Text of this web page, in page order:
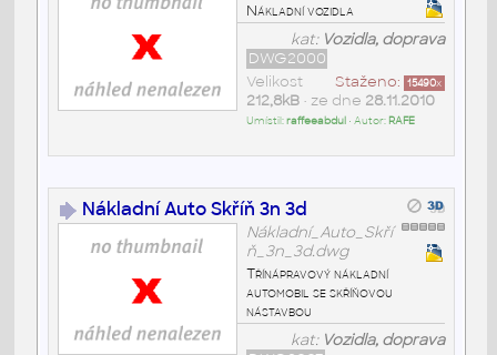
Nákladní vozidla
kat: Vozidla, doprava
DWG2000
Staženo: 15490x
Velikost
212,8kB• ze dne 28.11.2010
Umístil:raffeeabdul • Autor: RAFE
Nákladní Auto Skříň 3n 3d
Nákladní_Auto_Skří
ň_3n_3d.dwg
Třínápravový nákladní
automobil se skříňovou
nástavbou
kat: Vozidla, doprava